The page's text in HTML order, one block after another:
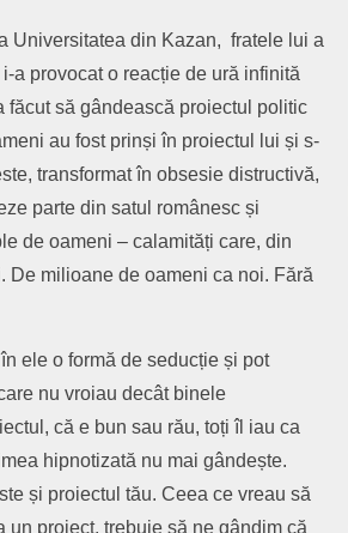
Universitatea din Kazan, fratele lui a
a provocat o reacție de ură infinită
făcut să gândească proiectul politic
au fost prinși în proiectul lui și s-
transformat în obsesie distructivă,
parte din satul românesc și
de oameni – calamități care, din
De milioane de oameni ca noi. Fără
ele o formă de seducție și pot
nu vroiau decât binele
că e bun sau rău, toți îl iau ca
hipnotizată nu mai gândește.
și proiectul tău. Ceea ce vreau să
proiect, trebuie să ne gândim că